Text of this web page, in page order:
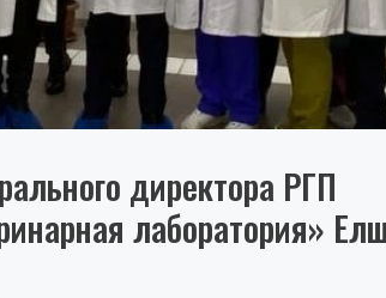
директора РГП
лаборатория»